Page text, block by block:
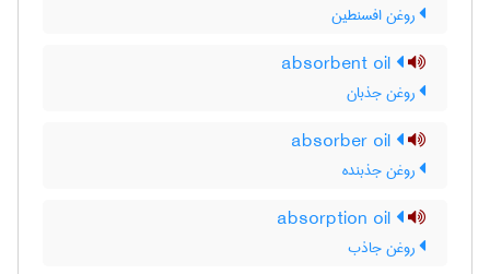
روغن افسنطین
روغن جذبان
روغن جذبنده
روغن جاذب